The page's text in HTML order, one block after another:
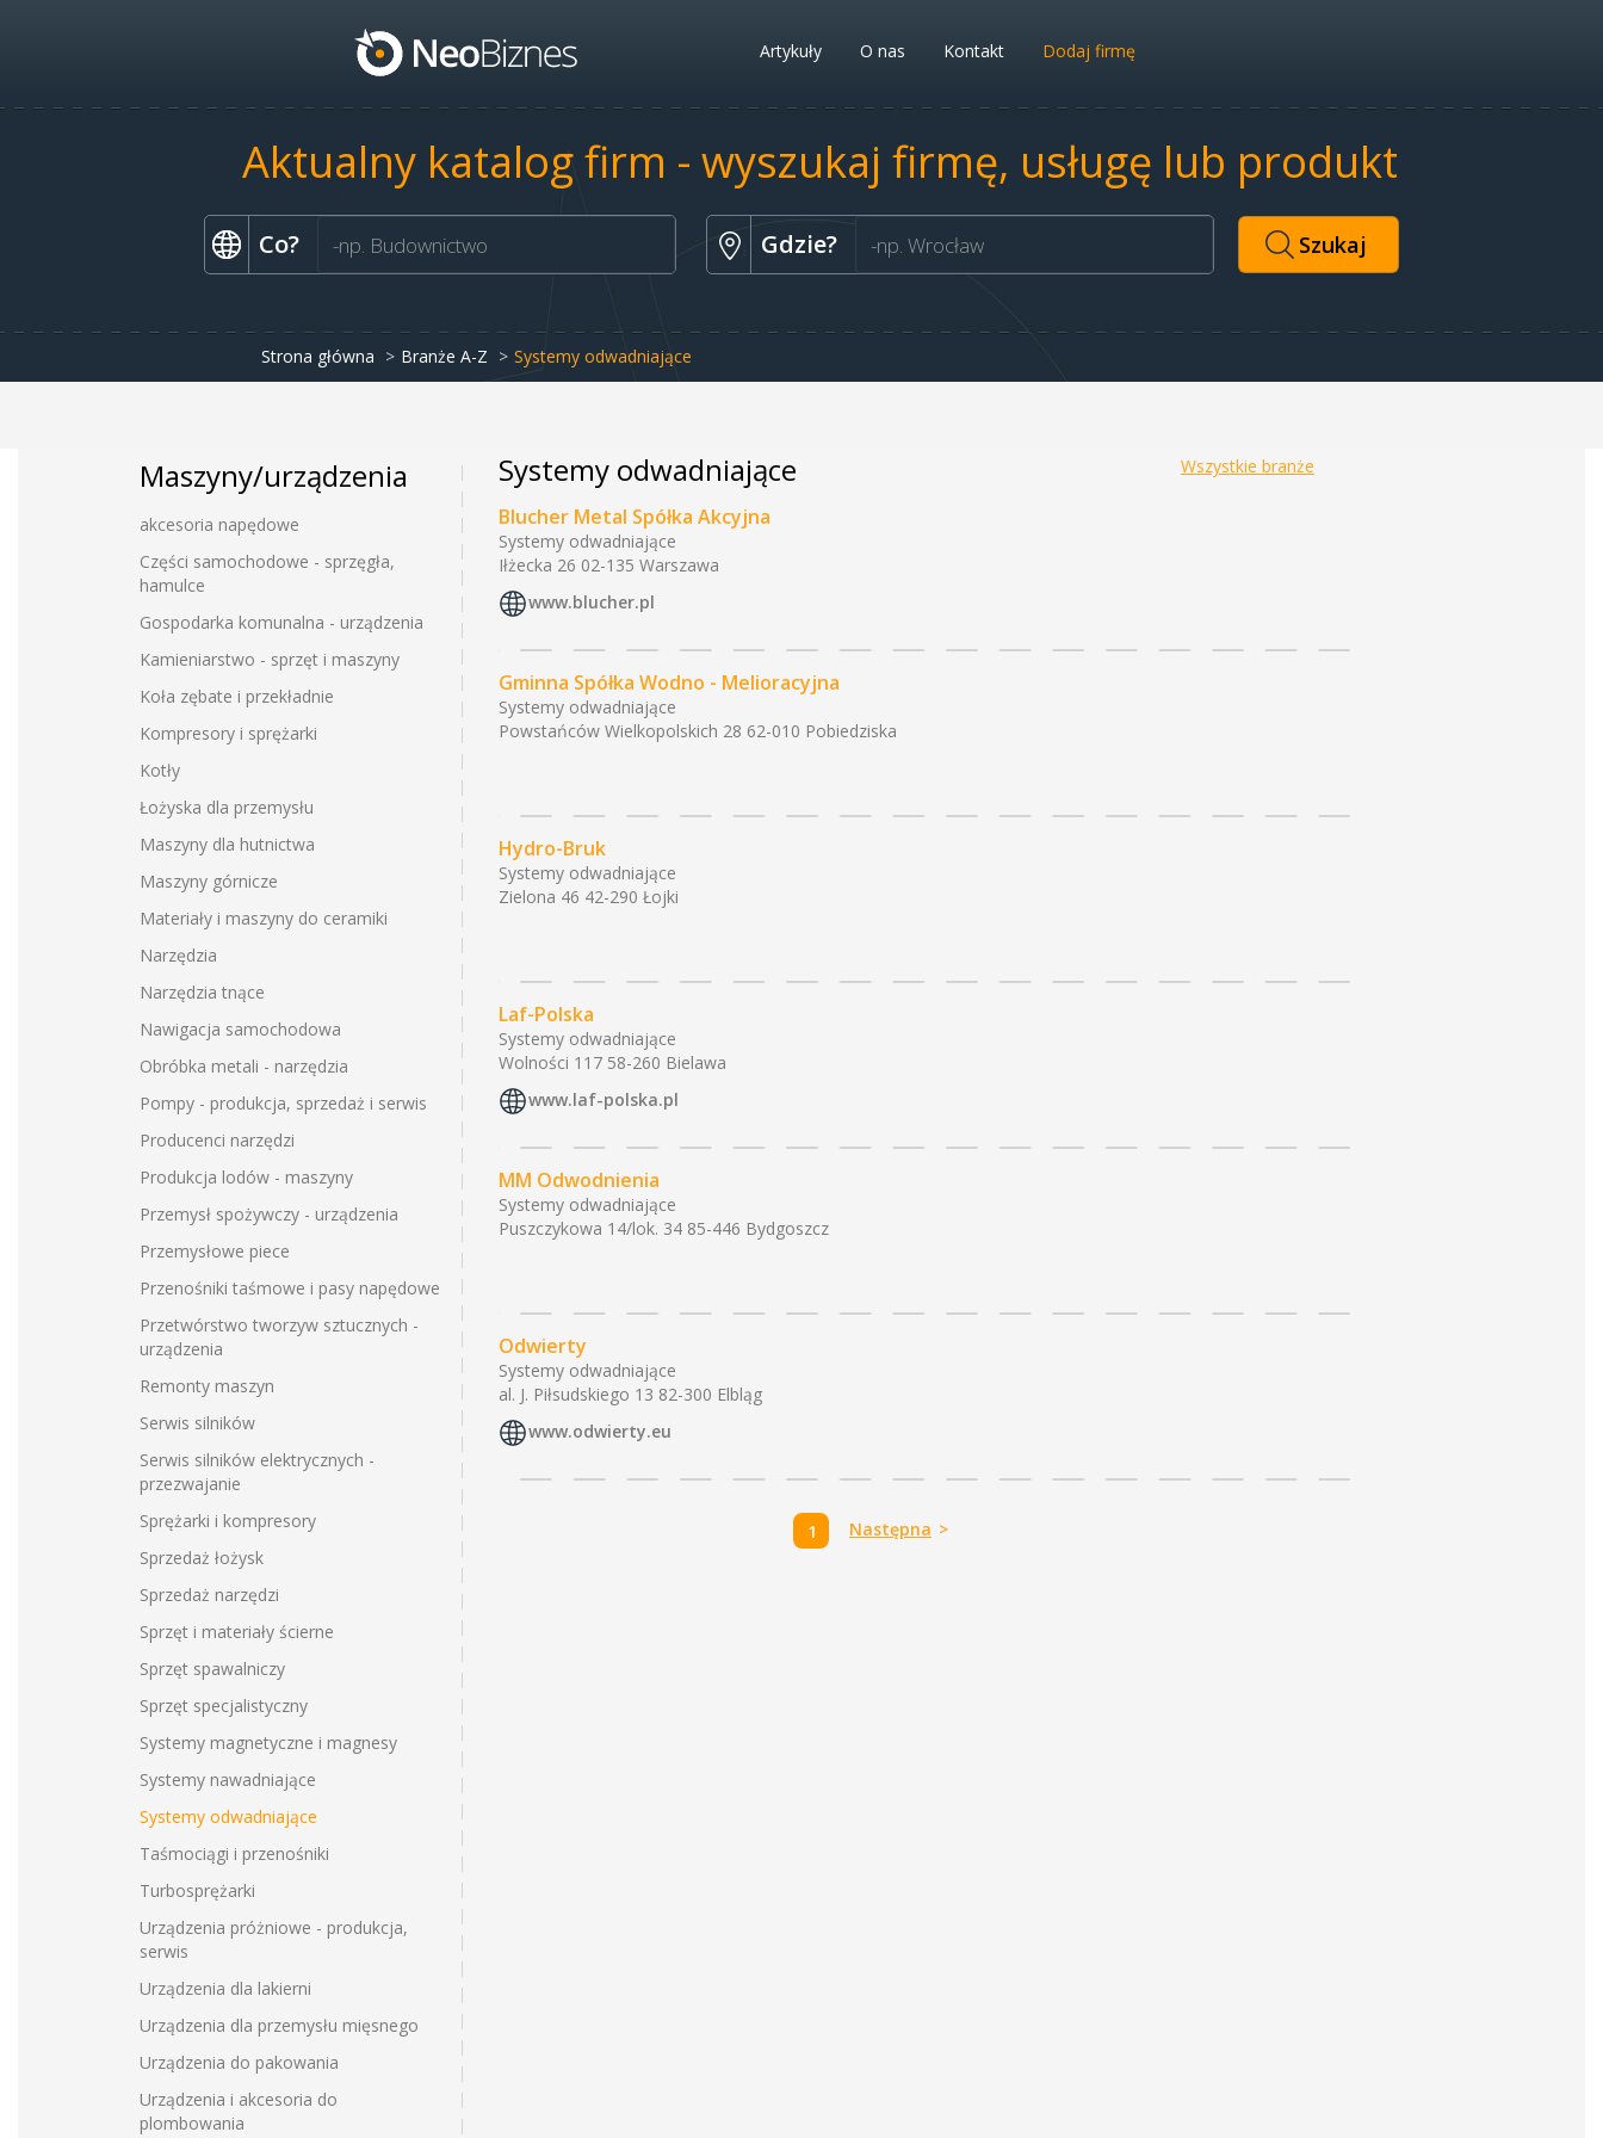
Artykuły O nas Kontakt Dodaj firmę
Aktualny katalog firm - wyszukaj firmę, usługę lub produkt
Co? Gdzie?
Strona główna Branże A-Z Systemy odwadniające
Maszyny/urządzenia
akcesoria napędowe
Części samochodowe - sprzęgła,
hamulce
Gospodarka komunalna - urządzenia
Kamieniarstwo - sprzęt i maszyny
Koła zębate i przekładnie
Kompresory i sprężarki
Kotły
Łożyska dla przemysłu
Maszyny dla hutnictwa
Maszyny górnicze
Materiały i maszyny do ceramiki
Narzędzia
Narzędzia tnące
Nawigacja samochodowa
Obróbka metali - narzędzia
Pompy - produkcja, sprzedaż i serwis
Producenci narzędzi
Produkcja lodów - maszyny
Przemysł spożywczy - urządzenia
Przemysłowe piece
Przenośniki taśmowe i pasy napędowe
Przetwórstwo tworzyw sztucznych -
urządzenia
Remonty maszyn
Serwis silników
Serwis silników elektrycznych -
przezwajanie
Sprężarki i kompresory
Sprzedaż łożysk
Sprzedaż narzędzi
Sprzęt i materiały ścierne
Sprzęt spawalniczy
Sprzęt specjalistyczny
Systemy magnetyczne i magnesy
Systemy nawadniające
Systemy odwadniające
Taśmociągi i przenośniki
Turbosprężarki
Urządzenia próżniowe - produkcja,
serwis
Urządzenia dla lakierni
Urządzenia dla przemysłu mięsnego
Urządzenia do pakowania
Urządzenia i akcesoria do
plombowania
Systemy odwadniające Wszystkie branże
Blucher Metal Spółka Akcyjna
Systemy odwadniające
Iłżecka 26 02-135 Warszawa
www.blucher.pl
Gminna Spółka Wodno - Melioracyjna
Systemy odwadniające
Powstańców Wielkopolskich 28 62-010 Pobiedziska
Hydro-Bruk
Systemy odwadniające
Zielona 46 42-290 Łojki
Laf-Polska
Systemy odwadniające
Wolności 117 58-260 Bielawa
www.laf-polska.pl
MM Odwodnienia
Systemy odwadniające
Puszczykowa 14/lok. 34 85-446 Bydgoszcz
Odwierty
Systemy odwadniające
al. J. Piłsudskiego 13 82-300 Elbląg
www.odwierty.eu
1 Następna >